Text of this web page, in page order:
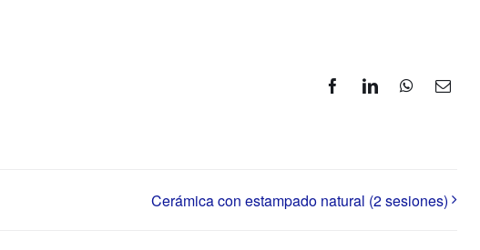
FacebookLinkedInWhatsApp
Correo
Cerámica con estampado natural (2 sesiones)